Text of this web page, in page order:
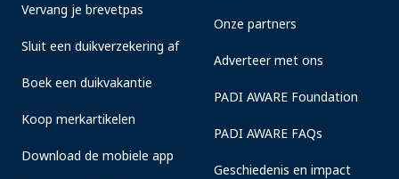
Vervang je brevetpas
Sluit een duikverzekering af
Boek een duikvakantie
Koop merkartikelen
Download de mobiele app
Onze partners
Adverteer met ons
PADI AWARE Foundation
PADI AWARE FAQs
Geschiedenis en impact